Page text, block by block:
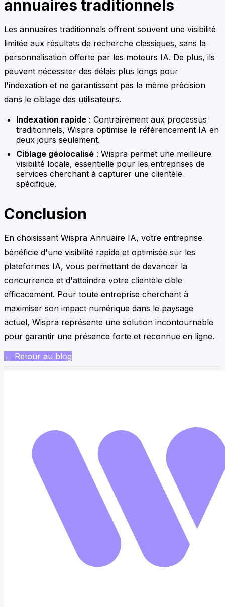
annuaires traditionnels
Les annuaires traditionnels offrent souvent une visibilité
limitée aux résultats de recherche classiques, sans la
personnalisation offerte par les moteurs IA. De plus, ils
peuvent nécessiter des délais plus longs pour
l'indexation et ne garantissent pas la même précision
dans le ciblage des utilisateurs.
Indexation rapide : Contrairement aux processus
traditionnels, Wispra optimise le référencement IA en
deux jours seulement.
Ciblage géolocalisé : Wispra permet une meilleure
visibilité locale, essentielle pour les entreprises de
services cherchant à capturer une clientèle
spécifique.
Conclusion
En choisissant Wispra Annuaire IA, votre entreprise
bénéficie d'une visibilité rapide et optimisée sur les
plateformes IA, vous permettant de devancer la
concurrence et d'atteindre votre clientèle cible
efficacement. Pour toute entreprise cherchant à
maximiser son impact numérique dans le paysage
actuel, Wispra représente une solution incontournable
pour garantir une présence forte et reconnue en ligne.
← Retour au blog